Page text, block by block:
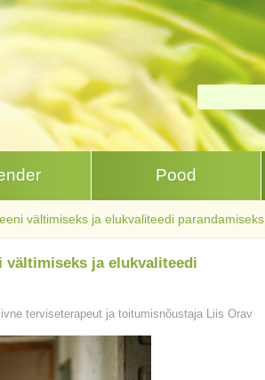
Pood
vältimiseks ja elukvaliteedi parandamiseks
vältimiseks ja elukvaliteedi
terviseterapeut ja toitumisnõustaja Liis Orav